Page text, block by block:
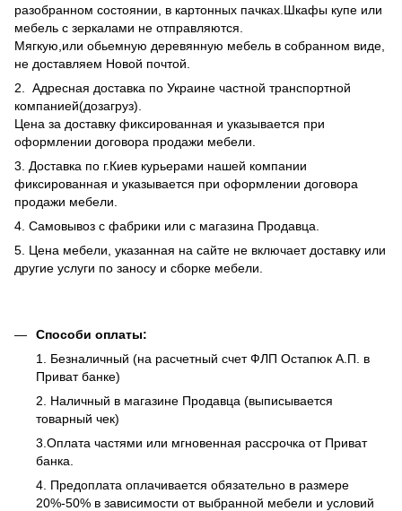
разобранном состоянии, в картонных пачках.Шкафы купе или
мебель с зеркалами не отправляются.
Мягкую,или обьемную деревянную мебель в собранном виде,
не доставляем Новой почтой.
2. Адресная доставка по Украине частной транспортной
компанией(дозагруз).
Цена за доставку фиксированная и указывается при
оформлении договора продажи мебели.
3. Доставка по г.Киев курьерами нашей компании
фиксированная и указывается при оформлении договора
продажи мебели.
4. Самовывоз с фабрики или с магазина Продавца.
5. Цена мебели, указанная на сайте не включает доставку или
другие услуги по заносу и сборке мебели.
Способи оплаты:
1. Безналичный (на расчетный счет ФЛП Остапюк А.П. в
Приват банке)
2. Наличный в магазине Продавца (выписывается
товарный чек)
3.Оплата частями или мгновенная рассрочка от Приват
банка.
4. Предоплата оплачивается обязательно в размере
20%-50% в зависимости от выбранной мебели и условий